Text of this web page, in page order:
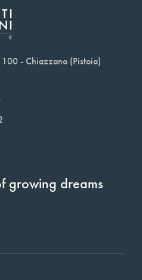
- Chiazzano (Pistoia)
growing dreams